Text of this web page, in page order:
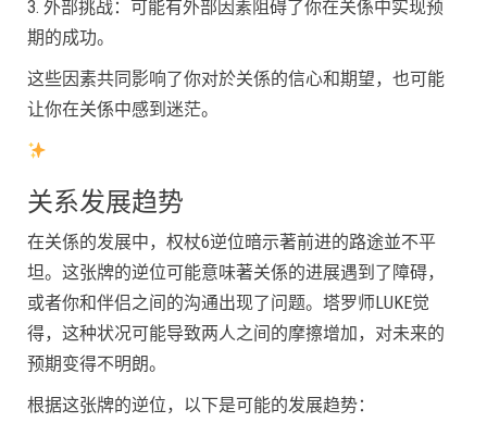
3. 外部挑战：可能有外部因素阻碍了你在关係中实现预
期的成功。
这些因素共同影响了你对於关係的信心和期望，也可能
让你在关係中感到迷茫。
关系发展趋势
在关係的发展中，权杖6逆位暗示著前进的路途並不平
坦。这张牌的逆位可能意味著关係的进展遇到了障碍，
或者你和伴侣之间的沟通出现了问题。塔罗师LUKE觉
得，这种状况可能导致两人之间的摩擦增加，对未来的
预期变得不明朗。
根据这张牌的逆位，以下是可能的发展趋势：